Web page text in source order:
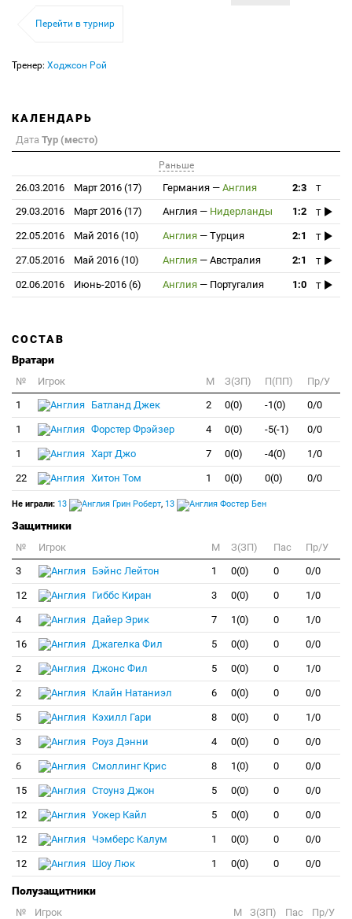
Перейти в турнир
Тренер: Ходжсон Рой
КАЛЕНДАРЬ
Дата Тур (место)
Раньше
26.03.2016 Март 2016 (17) Германия — Англия 2:3 T
29.03.2016 Март 2016 (17) Англия — Нидерланды 1:2 T
22.05.2016 Май 2016 (10) Англия — Турция 2:1 T
27.05.2016 Май 2016 (10) Англия — Австралия 2:1 T
02.06.2016 Июнь-2016 (6) Англия — Португалия 1:0 T
СОСТАВ
Вратари
№ Игрок M З(ЗП) П(ПП)
Пр/У
1
Батланд Джек 2 0(0) -1(0) 0/0
1 Форстер Фрэйзер 4 0(0) -5(-1) 0/0
1 Харт Джо 7 0(0) -4(0) 1/0
22 Хитон Том 1 0(0) 0(0) 0/0
Не играли: 13 Грин Роберт, 13 Фостер Бен
Защитники
№ Игрок M З(ЗП) Пас
Пр/У
3
Бэйнс Лейтон 1 0(0) 0 0/0
12 Гиббс Киран 3 0(0) 0 1/0
4 Дайер Эрик 7 1(0) 0 1/0
16 Джагелка Фил 5 0(0) 0 0/0
2 Джонс Фил 5 0(0) 0 1/0
2 Клайн Натаниэл 6 0(0) 0 0/0
5 Кэхилл Гари 8 0(0) 0 1/0
3 Роуз Дэнни 4 0(0) 0 0/0
6 Смоллинг Крис 8 1(0) 0 0/0
15 Стоунз Джон 5 0(0) 0 0/0
12 Уокер Кайл 5 0(0) 0 0/0
12 Чэмберс Калум 1 0(0) 0 0/0
12 Шоу Люк 1 0(0) 0 0/0
Полузащитники
№ Игрок M З(ЗП) Пас
Пр/У